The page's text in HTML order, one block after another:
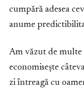
cumpără adesea
anume
Am văzut de multe
economisește
zi întreagă cu